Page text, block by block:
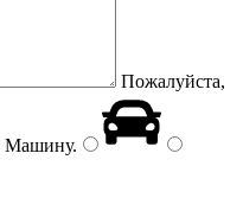
Пожалуйста,
Машину.